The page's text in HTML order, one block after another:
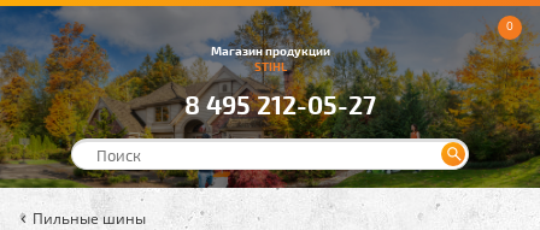
Магазин продукции
STIHL
8 495 212-05-27
0
Пильные шины